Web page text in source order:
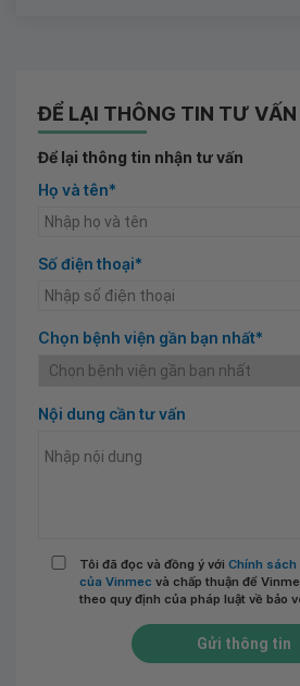
ĐỂ LẠI THÔNG TIN TƯ VẤN
Để lại thông tin nhận tư vấn
Họ và tên*
Số điện thoại*
Chọn bệnh viện gần bạn nhất*
Nội dung cần tư vấn
Tôi đã đọc và đồng ý với Chính sách
của Vinmec và chấp thuận để
theo quy định của pháp luật về bảo
Gửi thông tin